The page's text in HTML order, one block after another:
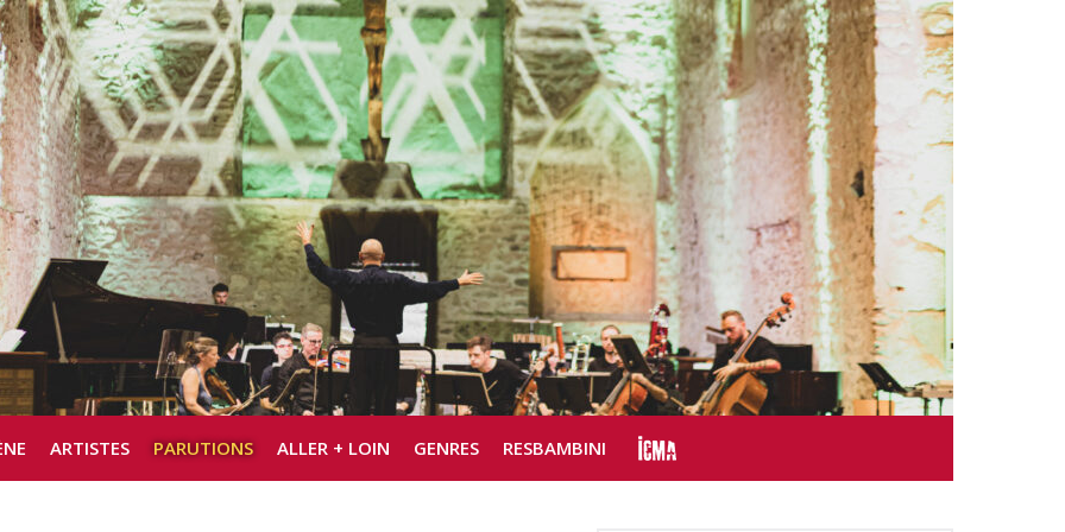
ARTISTES PARUTIONS ALLER + LOIN GENRES RESBAMBINI